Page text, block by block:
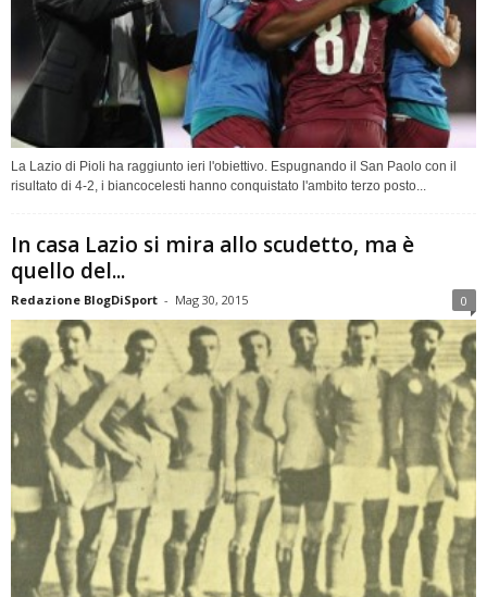
La Lazio di Pioli ha raggiunto ieri l'obiettivo. Espugnando il San Paolo con il
risultato di 4-2, i biancocelesti hanno conquistato l'ambito terzo posto...
In casa Lazio si mira allo scudetto, ma è
quello del...
Redazione BlogDiSport - Mag 30, 2015 0